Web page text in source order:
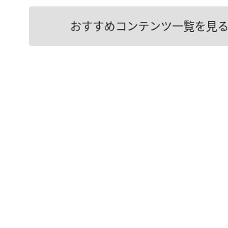
おすすめコンテンツ一覧を見る